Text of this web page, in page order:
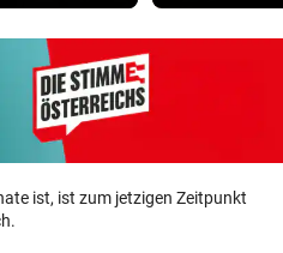
ist, ist zum jetzigen Zeitpunkt